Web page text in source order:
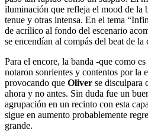
iluminación que refleja el mood de la
tenue y otras intensa. En el tema
de acrílico al fondo del escenario
se encendían al compás del beat de la
Para el encore, la banda -que como
notaron sonrientes y contentos por la
provocando que Oliver se disculpara
ahora y no antes. Sin duda fue un
agrupación en un recinto con esta
sigue en aumento probablemente
grande.